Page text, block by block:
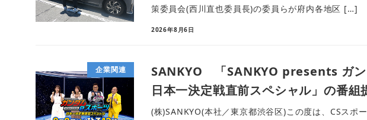
策委員会(西川直也委員長)の委員らが府内各地区 […]
2026年8月6日
企業関連
SANKYO 「SANKYO presents ガン
日本一決定戦直前スペシャル」の番組
(株)SANKYO(本社／東京都渋谷区)この度は、CSスポ